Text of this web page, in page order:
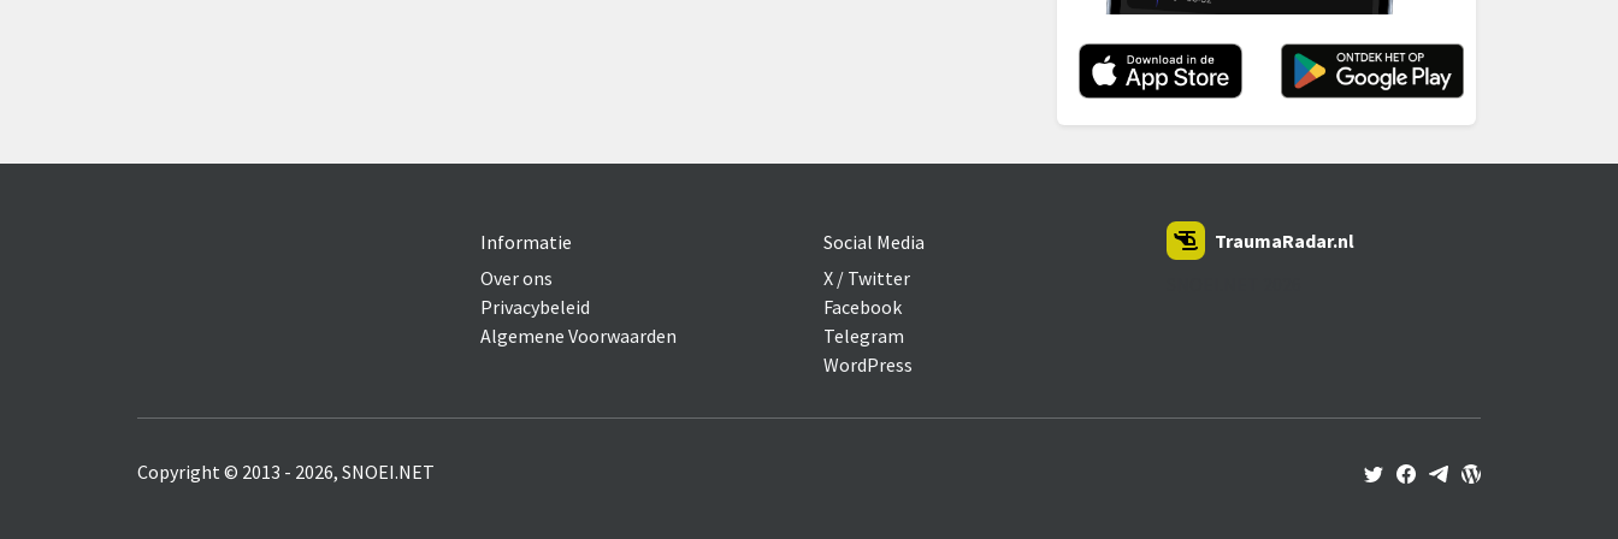
Informatie
Over ons
Privacybeleid
Algemene Voorwaarden
Social Media
X / Twitter
Facebook
Telegram
WordPress
TraumaRadar.nl
Copyright © 2013 - 2026, SNOEI.NET